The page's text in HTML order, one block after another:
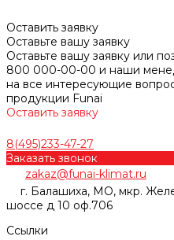
Оставить заявку
Оставьте вашу заявку
Оставьте вашу заявку или
800 000-00-00 и наши
на все интересующие
продукции Funai
Оставить заявку
8(495)233-47-27
Заказать звонок
zakaz@funai-klimat.ru
г. Балашиха, МО, мкр.
шоссе д 10 оф.706
Ссылки